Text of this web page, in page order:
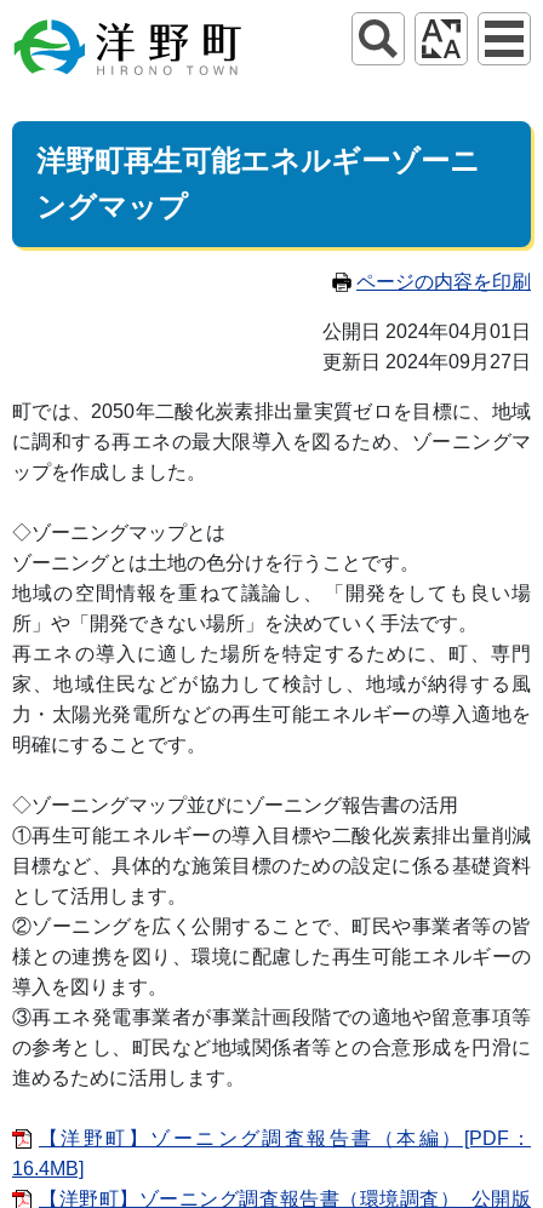
洋野町再生可能エネルギーゾーニ
ングマップ
ページの内容を印刷
公開日 2024年04月01日
更新日 2024年09月27日
町では、2050年二酸化炭素排出量実質ゼロを目標に、地域
に調和する再エネの最大限導入を図るため、ゾーニングマ
ップを作成しました。
◇ゾーニングマップとは
ゾーニングとは土地の色分けを行うことです。
地域の空間情報を重ねて議論し、「開発をしても良い場
所」や「開発できない場所」を決めていく手法です。
再エネの導入に適した場所を特定するために、町、専門
家、地域住民などが協力して検討し、地域が納得する風
力・太陽光発電所などの再生可能エネルギーの導入適地を
明確にすることです。
◇ゾーニングマップ並びにゾーニング報告書の活用
①再生可能エネルギーの導入目標や二酸化炭素排出量削減
目標など、具体的な施策目標のための設定に係る基礎資料
として活用します。
②ゾーニングを広く公開することで、町民や事業者等の皆
様との連携を図り、環境に配慮した再生可能エネルギーの
導入を図ります。
③再エネ発電事業者が事業計画段階での適地や留意事項等
の参考とし、町民など地域関係者等との合意形成を円滑に
進めるために活用します。
【洋野町】ゾーニング調査報告書（本編）[PDF：
16.4MB]
【洋野町】ゾーニング調査報告書（環境調査）_公開版